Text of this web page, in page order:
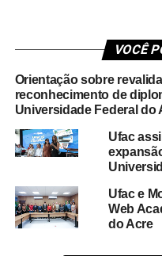
VOCÊ
Orientação sobre
reconhecimento de
Universidade Federal do
Ufac
Ufac e
Web
do Acre